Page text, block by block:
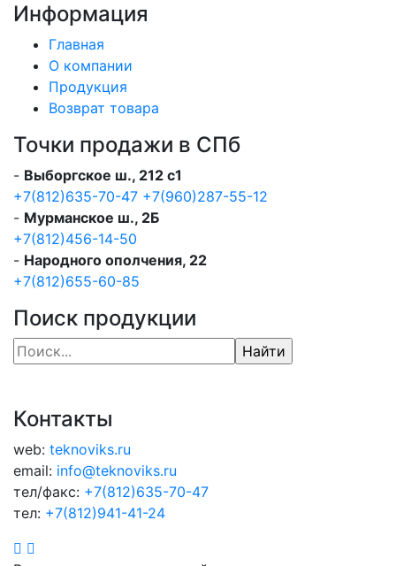
Информация
Главная
О компании
Продукция
Возврат товара
Точки продажи в СПб
- Выборгское ш., 212 с1
+7(812)635-70-47 +7(960)287-55-12
- Мурманское ш., 2Б
+7(812)456-14-50
- Народного ополчения, 22
+7(812)655-60-85
Поиск продукции
Контакты
web: teknoviks.ru
email: info@teknoviks.ru
тел/факс: +7(812)635-70-47
тел: +7(812)941-41-24